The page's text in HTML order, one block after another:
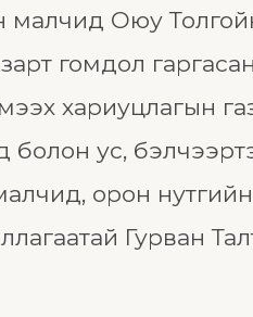
Оюу Толгойн
гомдол гаргасан.
хариуцлагын
болон ус,
орон нутгийн
Гурван